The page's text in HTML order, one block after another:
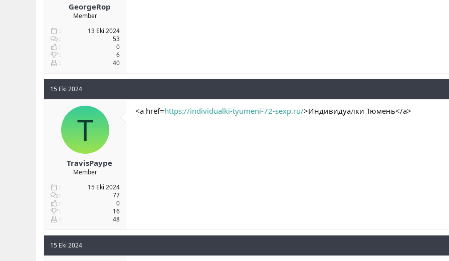
GeorgeRop
Member
13 Eki 2024
53
0
6
40
15 Eki 2024
T
TravisPaype
Member
15 Eki 2024
77
0
16
48
<a href=https://individualki-tyumeni-72-sexp.ru/>Индивидуалки Тюмень</a>
15 Eki 2024